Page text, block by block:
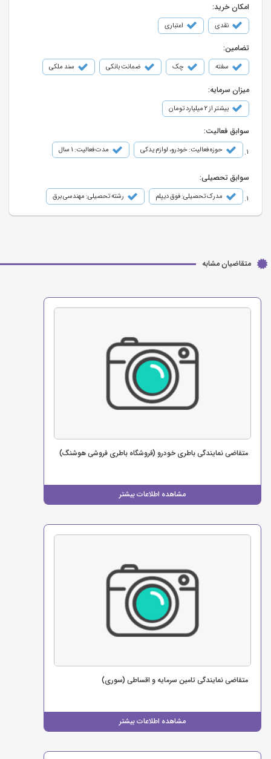
امکان خرید:
نقدی اعتباری
تضامین:
سفته چک ضمانت بانکی سند ملکی
میزان سرمایه:
بیشتر از ۲ میلیارد تومان
سوابق فعالیت:
حوزه فعالیت: خودرو، لوازم یدکی مدت فعالیت: 1 سال
سوابق تحصیلی:
مدرک تحصیلی: فوق دیپلم رشته تحصیلی: مهندسی برق
متقاضیان مشابه
مشاهده اطلاعات بیشتر
متقاضی نمایندگی باطری خودرو (فروشگاه باطری فروشی هوشنگ)
مشاهده اطلاعات بیشتر
متقاضی نمایندگی تامین سرمایه و اقساطی (سوری)